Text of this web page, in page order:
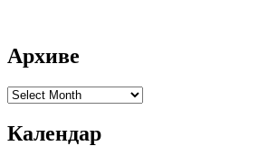
Архиве
Архиве
Календар